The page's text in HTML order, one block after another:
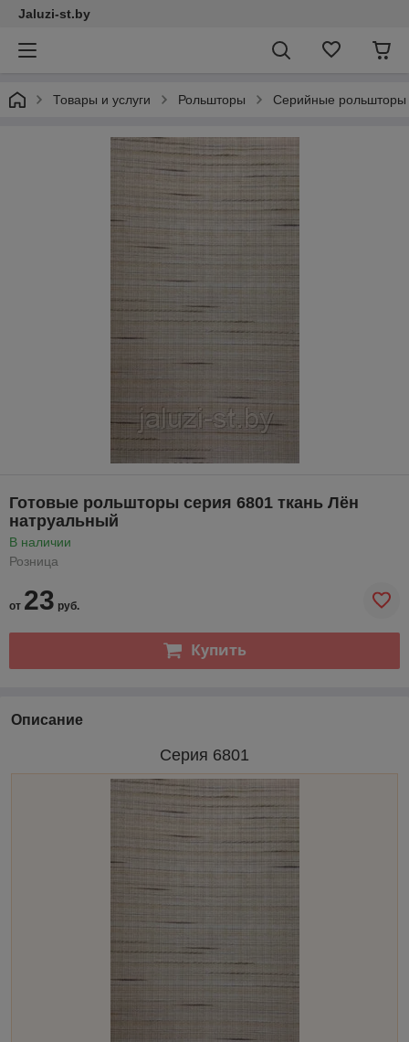
Jaluzi-st.by
Товары и услуги Рольшторы Серийные рольшторы
Готовые рольшторы серия 6801 ткань Лён
натруальный
В наличии
Розница
от 23 руб.
Купить
Описание
Серия 6801